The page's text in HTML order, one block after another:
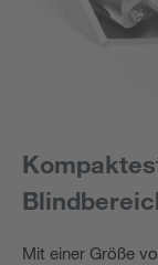
Mit einer Größe